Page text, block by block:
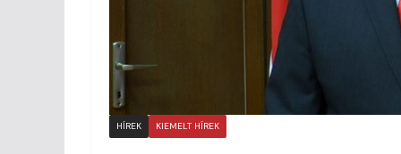
HÍREK KIEMELT HÍREK